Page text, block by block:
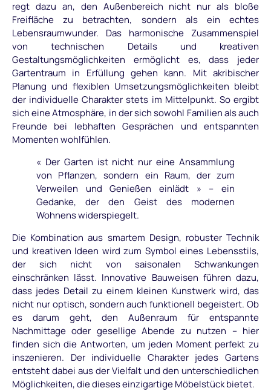
regt dazu an, den Außenbereich nicht nur als bloße
Freifläche zu betrachten, sondern als ein echtes
Lebensraumwunder. Das harmonische Zusammenspiel
von technischen Details und kreativen
Gestaltungsmöglichkeiten ermöglicht es, dass jeder
Gartentraum in Erfüllung gehen kann. Mit akribischer
Planung und flexiblen Umsetzungsmöglichkeiten bleibt
der individuelle Charakter stets im Mittelpunkt. So ergibt
sich eine Atmosphäre, in der sich sowohl Familien als auch
Freunde bei lebhaften Gesprächen und entspannten
Momenten wohlfühlen.
« Der Garten ist nicht nur eine Ansammlung
von Pflanzen, sondern ein Raum, der zum
Verweilen und Genießen einlädt » – ein
Gedanke, der den Geist des modernen
Wohnens widerspiegelt.
Die Kombination aus smartem Design, robuster Technik
und kreativen Ideen wird zum Symbol eines Lebensstils,
der sich nicht von saisonalen Schwankungen
einschränken lässt. Innovative Bauweisen führen dazu,
dass jedes Detail zu einem kleinen Kunstwerk wird, das
nicht nur optisch, sondern auch funktionell begeistert. Ob
es darum geht, den Außenraum für entspannte
Nachmittage oder gesellige Abende zu nutzen – hier
finden sich die Antworten, um jeden Moment perfekt zu
inszenieren. Der individuelle Charakter jedes Gartens
entsteht dabei aus der Vielfalt und den unterschiedlichen
Möglichkeiten, die dieses einzigartige Möbelstück bietet.